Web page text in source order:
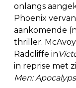
onlangs
Phoenix
aankomende
thriller.
Radcliffe in
in reprise met
Men: